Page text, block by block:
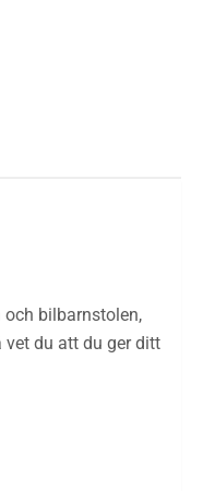
bilbarnstolen,
du att du ger ditt